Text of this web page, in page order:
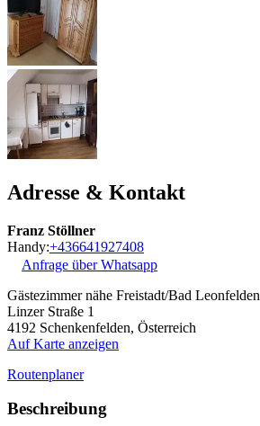
Adresse & Kontakt
Franz Stöllner
Handy:+436641927408
Anfrage über Whatsapp
Gästezimmer nähe Freistadt/Bad Leonfelden
Linzer Straße 1
4192 Schenkenfelden, Österreich
Auf Karte anzeigen
Routenplaner
Beschreibung